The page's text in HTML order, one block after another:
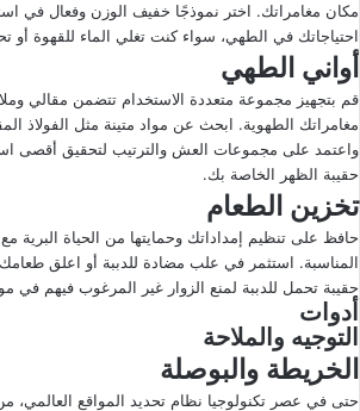
مكان مغامراتك. اختر نموذجًا خفيف الوزن وفعال في
احتياجاتك في الطهي، سواء كنت تغلي الماء للقهوة أو
أواني الطهي
قم بتجهيز مجموعة متعددة الاستخدام تتضمن مقالي
مغامراتك الطهوية. ابحث عن مواد متينة مثل الفولاذ
واعتمد على مجموعات العش والترتيب لتحقيق أقصى
حقيبة الظهر الخاصة بك.
تخزين الطعام
حافظ على تنظيم إمداداتك وحمايتها من الحياة البرية
المناسبة. استثمر في علب مضادة للدببة أو اعلق
حقيبة تحمل للدببة لمنع الزوار غير المرغوب فيهم في
أدوات
التوجيه والملاحة
الخريطة والبوصلة
حتى في عصر تكنولوجيا نظام تحديد المواقع